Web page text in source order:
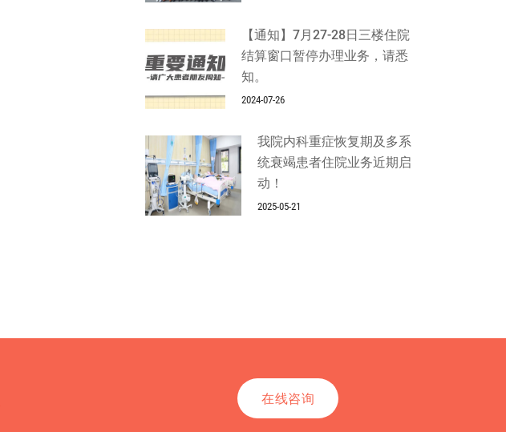
【通知】7月27-28日三楼住院
结算窗口暂停办理业务，请悉
知。
2024-07-26
我院内科重症恢复期及多系
统衰竭患者住院业务近期启
动！
2025-05-21
在线咨询